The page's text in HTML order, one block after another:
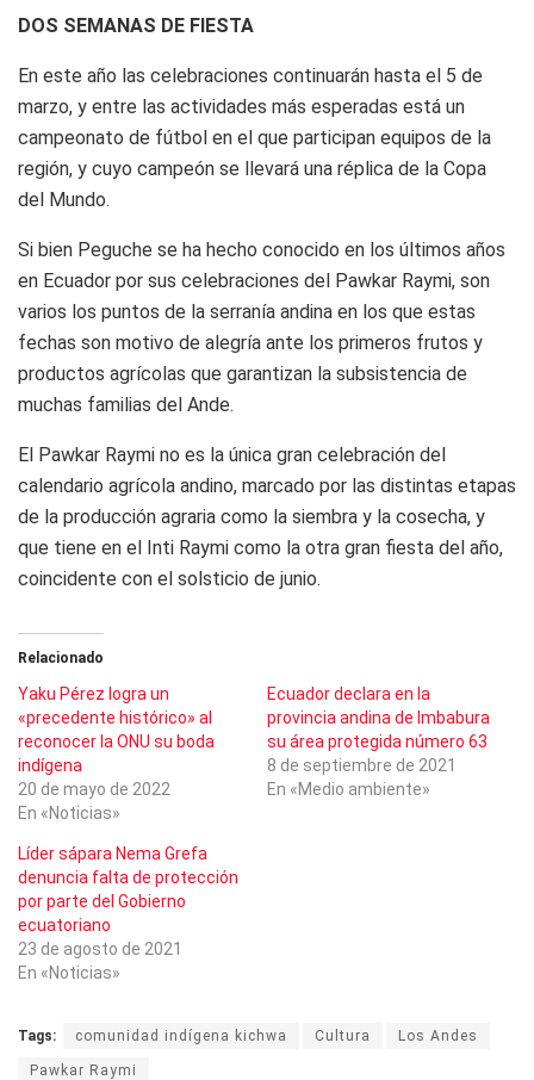
DOS SEMANAS DE FIESTA
En este año las celebraciones continuarán hasta el 5 de
marzo, y entre las actividades más esperadas está un
campeonato de fútbol en el que participan equipos de la
región, y cuyo campeón se llevará una réplica de la Copa
del Mundo.
Si bien Peguche se ha hecho conocido en los últimos años
en Ecuador por sus celebraciones del Pawkar Raymi, son
varios los puntos de la serranía andina en los que estas
fechas son motivo de alegría ante los primeros frutos y
productos agrícolas que garantizan la subsistencia de
muchas familias del Ande.
El Pawkar Raymi no es la única gran celebración del
calendario agrícola andino, marcado por las distintas etapas
de la producción agraria como la siembra y la cosecha, y
que tiene en el Inti Raymi como la otra gran fiesta del año,
coincidente con el solsticio de junio.
Relacionado
Yaku Pérez logra un
«precedente histórico» al
reconocer la ONU su boda
indígena
20 de mayo de 2022
En «Noticias»
Ecuador declara en la
provincia andina de Imbabura
su área protegida número 63
8 de septiembre de 2021
En «Medio ambiente»
Líder sápara Nema Grefa
denuncia falta de protección
por parte del Gobierno
ecuatoriano
23 de agosto de 2021
En «Noticias»
Tags: comunidad indígena kichwa Cultura Los Andes
Pawkar Raymi